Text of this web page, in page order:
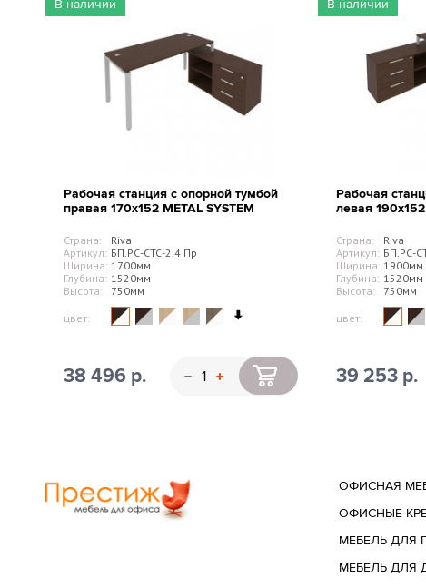
В наличии
Рабочая станция с опорной тумбой
правая 170х152 METAL SYSTEM
Страна:
Riva
Артикул: БП.РС-СТС-2.4 Пр
Ширина: 1700мм
Глубина: 1520мм
Высота:
750мм
цвет:
38 496 р.
В наличии
Рабочая
левая 190х152
Страна:
Riva
Артикул: БП.РС-
Ширина: 1900мм
Глубина: 1520мм
Высота:
750мм
цвет:
39 253 р.
ОФИСНАЯ
ОФИСНЫЕ
МЕБЕЛЬ ДЛЯ
МЕБЕЛЬ ДЛЯ